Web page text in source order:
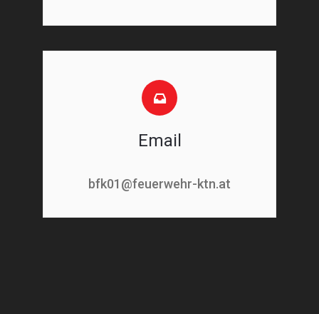
Email
bfk01@feuerwehr-ktn.at